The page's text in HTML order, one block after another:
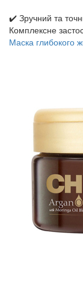
✔️ Зручний та
Комплексне
Маска глибокого